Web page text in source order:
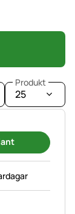
Produkt
25